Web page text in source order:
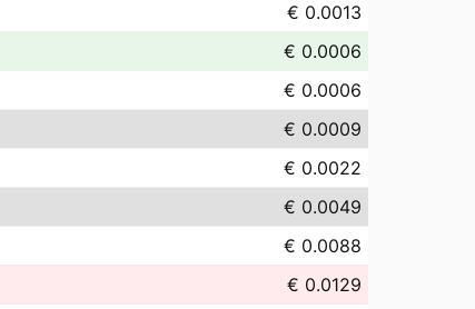
€ 0.0013
€ 0.0006
€ 0.0006
€ 0.0009
€ 0.0022
€ 0.0049
€ 0.0088
€ 0.0129